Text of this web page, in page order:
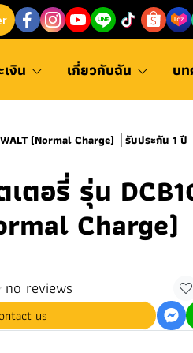
เงิน เกี่ยวกับฉัน บ
(Normal Charge) │รับประกัน 1 ปี
ตอรี่ รุ่น
no reviews
us